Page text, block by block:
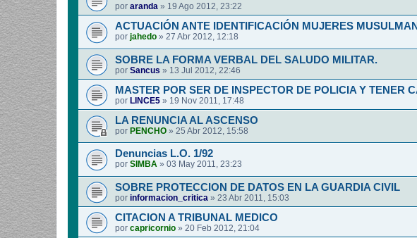
por aranda » 19 Ago 2012, 23:22
ACTUACIÓN ANTE IDENTIFICACIÓN MUJERES
por jahedo » 27 Abr 2012, 12:18
SOBRE LA FORMA VERBAL DEL SALUDO MILITAR.
por Sancus » 13 Jul 2012, 22:46
MASTER POR SER DE INSPECTOR DE POLICIA Y TENER
por LINCE5 » 19 Nov 2011, 17:48
LA RENUNCIA AL ASCENSO
por PENCHO » 25 Abr 2012, 15:58
Denuncias L.O. 1/92
por SIMBA » 03 May 2011, 23:23
SOBRE PROTECCION DE DATOS EN LA GUARDIA CIVIL
por informacion_critica » 23 Abr 2011, 15:03
CITACION A TRIBUNAL MEDICO
por capricornio » 20 Feb 2012, 21:04